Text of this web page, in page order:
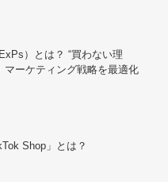
）とは？ “買わない理
マーケティング戦略を最適化
Shop」とは？